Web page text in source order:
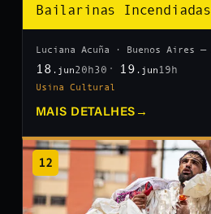
Bailarinas Incendiadas
Luciana Acuña · Buenos Aires
18 .jun20h30 19 .jun 19h
Usina Cultural
MAIS DETALHES →
12